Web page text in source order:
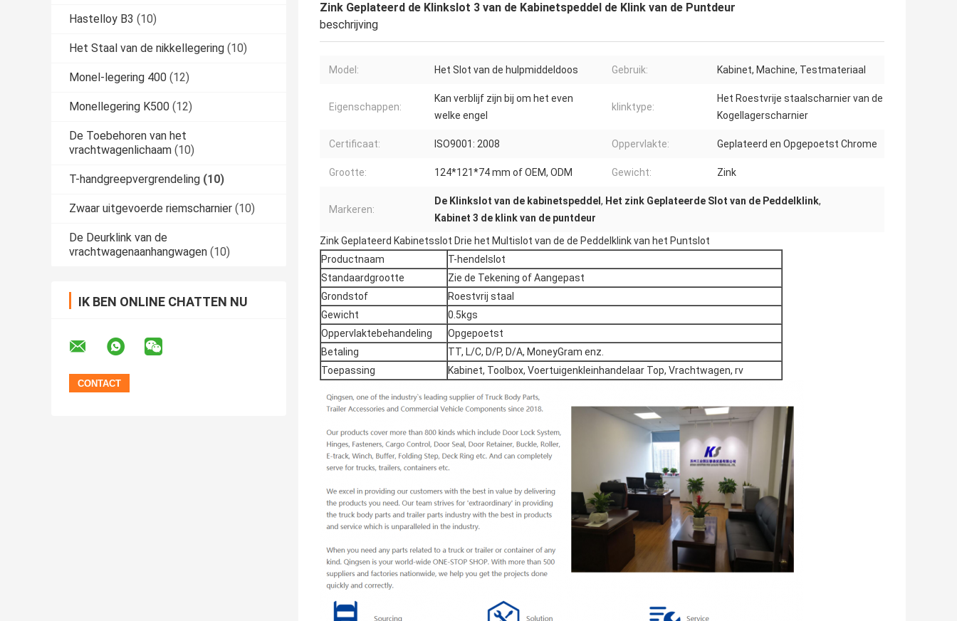
Hastelloy B3 (10)
Het Staal van de nikkellegering (10)
Monel-legering 400 (12)
Monellegering K500 (12)
De Toebehoren van het
vrachtwagenlichaam (10)
T-handgreepvergrendeling (10)
Zwaar uitgevoerde riemscharnier (10)
De Deurklink van de
vrachtwagenaanhangwagen (10)
IK BEN ONLINE CHATTEN NU
Zink Geplateerd de Klinkslot 3 van de Kabinetspeddel de Klink van de Puntdeur
beschrijving
Model: Het Slot van de hulpmiddeldoos Gebruik: Kabinet, Machine, Testmateriaal
Eigenschappen:
Kan verblijf zijn bij om het even
welke engel
klinktype:
Het Roestvrije staalscharnier van de
Kogellagerscharnier
Certificaat: ISO9001: 2008 Oppervlakte: Geplateerd en Opgepoetst Chrome
Grootte: 124*121*74 mm of OEM, ODM Gewicht: Zink
Markeren:
De Klinkslot van de kabinetspeddel , Het zink Geplateerde Slot van de Peddelklink,
Kabinet 3 de klink van de puntdeur
Zink Geplateerd Kabinetsslot Drie het Multislot van de de Peddelklink van het Puntslot
Productnaam
T-hendelslot
Standaardgrootte
Zie de Tekening of Aangepast
Grondstof
Roestvrij staal
Gewicht
0.5kgs
Oppervlaktebehandeling
Opgepoetst
Betaling
TT, L/C, D/P, D/A, MoneyGram enz.
Toepassing
Kabinet, Toolbox, Voertuigenkleinhandelaar Top, Vrachtwagen, rv